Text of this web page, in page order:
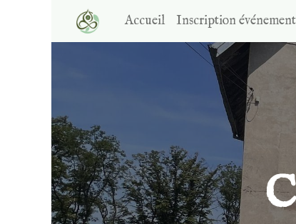
Accueil Inscription